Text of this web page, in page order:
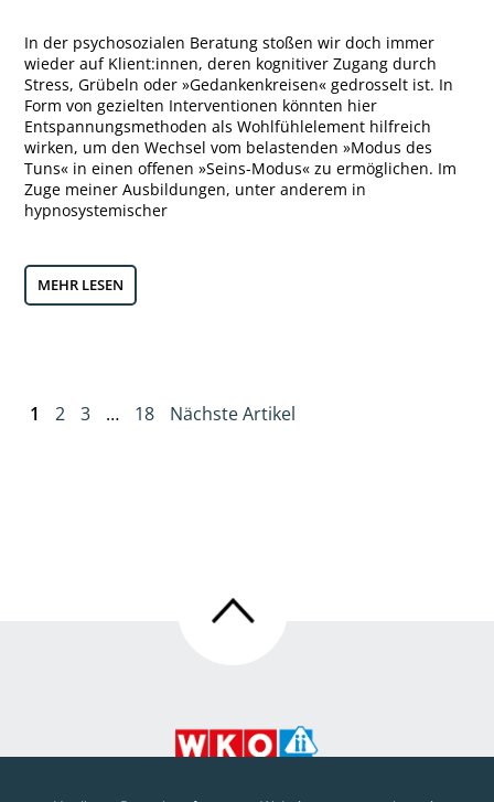
In der psychosozialen Beratung stoßen wir doch immer
wieder auf Klient:innen, deren kognitiver Zugang durch
Stress, Grübeln oder »Gedankenkreisen« gedrosselt ist. In
Form von gezielten Interventionen könnten hier
Entspannungsmethoden als Wohlfühlelement hilfreich
wirken, um den Wechsel vom belastenden »Modus des
Tuns« in einen offenen »Seins-Modus« zu ermöglichen. Im
Zuge meiner Ausbildungen, unter anderem in
hypnosystemischer
MEHR LESEN
Beitragsnavigation
1 2 3 … 18 Nächste Artikel